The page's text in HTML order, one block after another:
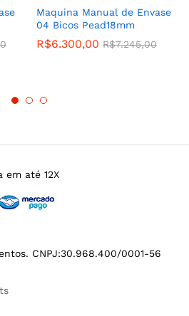
Maquina Manual de Envase
04 Bicos Pead18mm
R$6.300,00 R$7.245,00
CNPJ:30.968.400/0001-56
em até 12X